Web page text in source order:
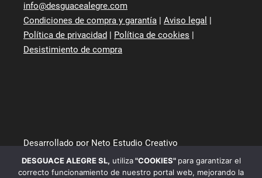
info@desguacealegre.com
Condiciones de compra y garantía | Aviso legal |
Política de privacidad | Política de cookies |
Desistimiento de compra
Desarrollado por Neto Estudio Creativo
DESGUACE ALEGRE SL, utiliza"COOKIES" para garantizar el
correcto funcionamiento de nuestro portal web, mejorando la